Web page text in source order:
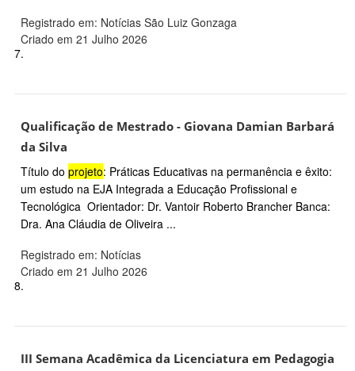
Registrado em: Notícias São Luiz Gonzaga
Criado em 21 Julho 2026
7.
Qualificação de Mestrado - Giovana Damian Barbará
da Silva
Título do projeto: Práticas Educativas na permanência e êxito:
um estudo na EJA Integrada a Educação Profissional e
Tecnológica Orientador: Dr. Vantoir Roberto Brancher Banca:
Dra. Ana Cláudia de Oliveira ...
Registrado em: Notícias
Criado em 21 Julho 2026
8.
III Semana Acadêmica da Licenciatura em Pedagogia